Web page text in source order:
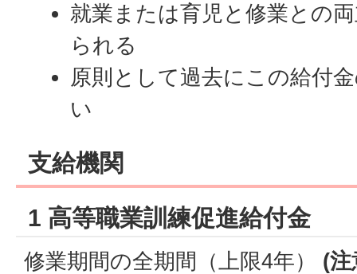
就業または育児と修業との
られる
原則として過去にこの給付
い
支給機関
1 高等職業訓練促進給付金
修業期間の全期間（上限4年） (